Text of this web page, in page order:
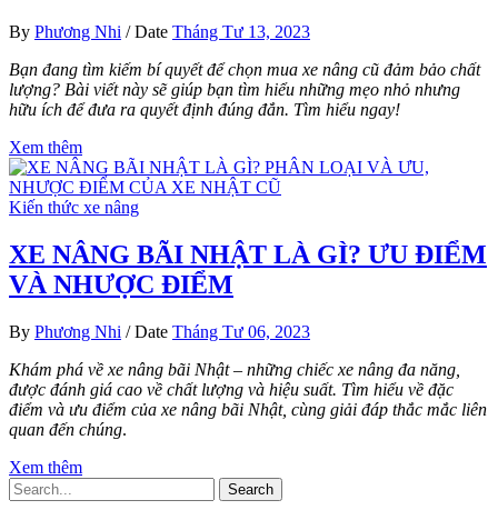
By Phương Nhi / Date Tháng Tư 13, 2023
Bạn đang tìm kiếm bí quyết để chọn mua xe nâng cũ đảm bảo chất
lượng? Bài viết này sẽ giúp bạn tìm hiểu những mẹo nhỏ nhưng
hữu ích để đưa ra quyết định đúng đắn. Tìm hiểu ngay!
Xem thêm
Kiến thức xe nâng
XE NÂNG BÃI NHẬT LÀ GÌ? ƯU ĐIỂM
VÀ NHƯỢC ĐIỂM
By Phương Nhi / Date Tháng Tư 06, 2023
Khám phá về xe nâng bãi Nhật – những chiếc xe nâng đa năng,
được đánh giá cao về chất lượng và hiệu suất. Tìm hiểu về đặc
điểm và ưu điểm của xe nâng bãi Nhật, cùng giải đáp thắc mắc liên
quan đến chúng.
Xem thêm
Search